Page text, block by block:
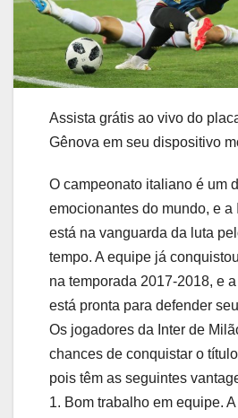
Assista grátis ao vivo do
Gênova em seu dispositivo
O campeonato italiano é um
emocionantes do mundo, e a
está na vanguarda da luta
tempo. A equipe já
na temporada 2017-2018, e
está pronta para defender
Os jogadores da Inter de
chances de conquistar o
pois têm as seguintes
1. Bom trabalho em equipe.